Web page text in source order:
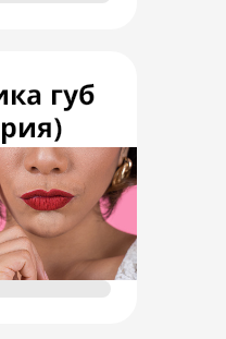
губ